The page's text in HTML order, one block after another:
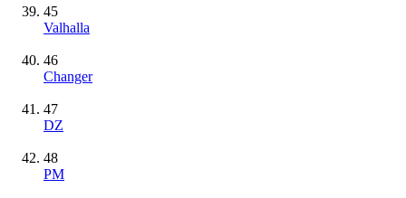
45
Valhalla
46
Changer
47
DZ
48
PM